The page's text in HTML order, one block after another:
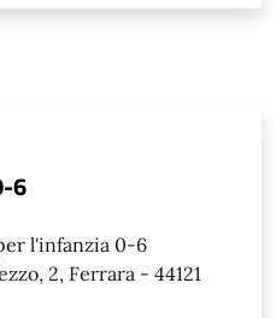
6
l'infanzia 0-6
2, Ferrara - 44121